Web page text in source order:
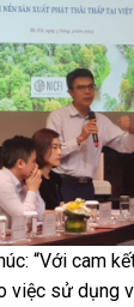
“Với cam
việc sử dụng